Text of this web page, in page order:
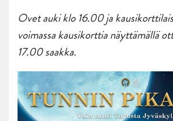
Ovet auki klo 16.00 ja
voimassa kausikorttia näyttämällä
17.00 saakka.